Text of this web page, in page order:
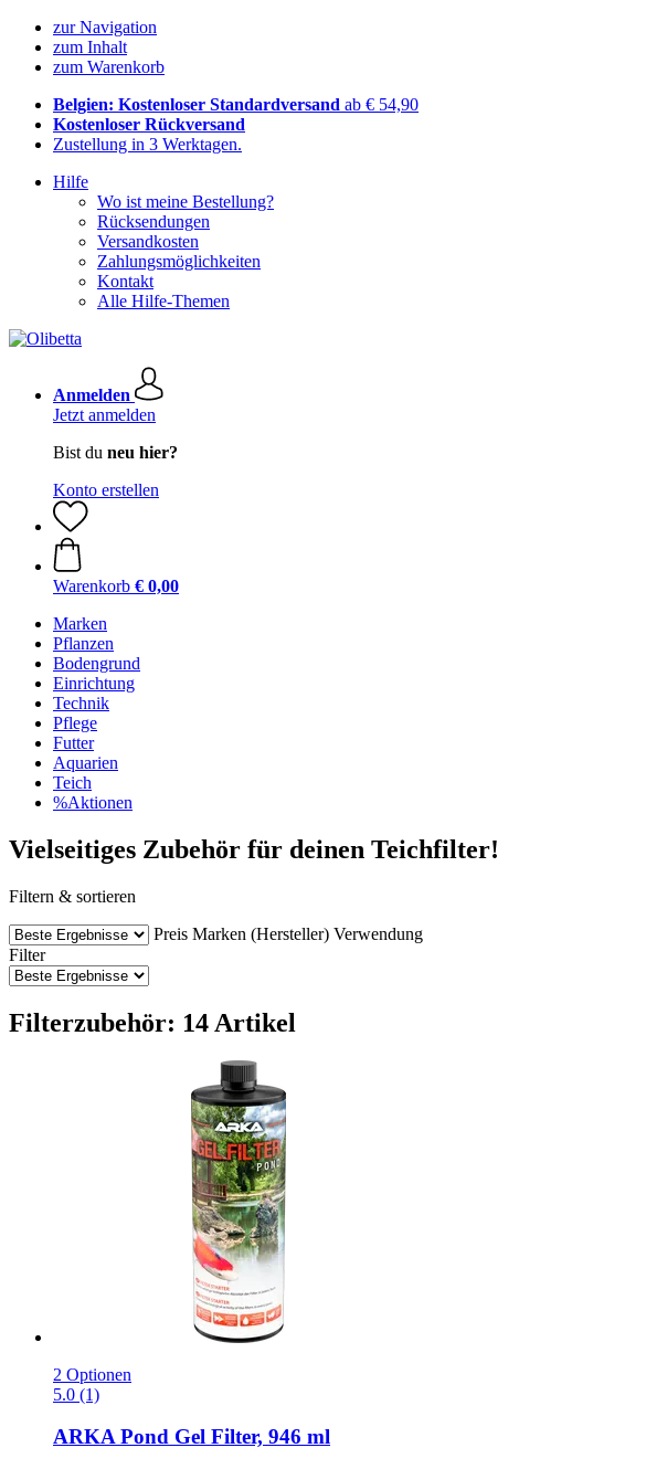
zur Navigation
zum Inhalt
zum Warenkorb
Belgien: Kostenloser Standardversand ab € 54,90
Kostenloser Rückversand
Zustellung in 3 Werktagen.
Hilfe
Wo ist meine Bestellung?
Rücksendungen
Versandkosten
Zahlungsmöglichkeiten
Kontakt
Alle Hilfe-Themen
Anmelden
Jetzt anmelden
Bist du neu hier?
Konto erstellen
Warenkorb € 0,00
Marken
Pflanzen
Bodengrund
Einrichtung
Technik
Pflege
Futter
Aquarien
Teich
%Aktionen
Vielseitiges Zubehör für deinen Teichfilter!
Filtern & sortieren
Preis Marken (Hersteller) Verwendung
Filter
Filterzubehör: 14 Artikel
2 Optionen
5.0 (1)
ARKAPond Gel Filter, 946 ml